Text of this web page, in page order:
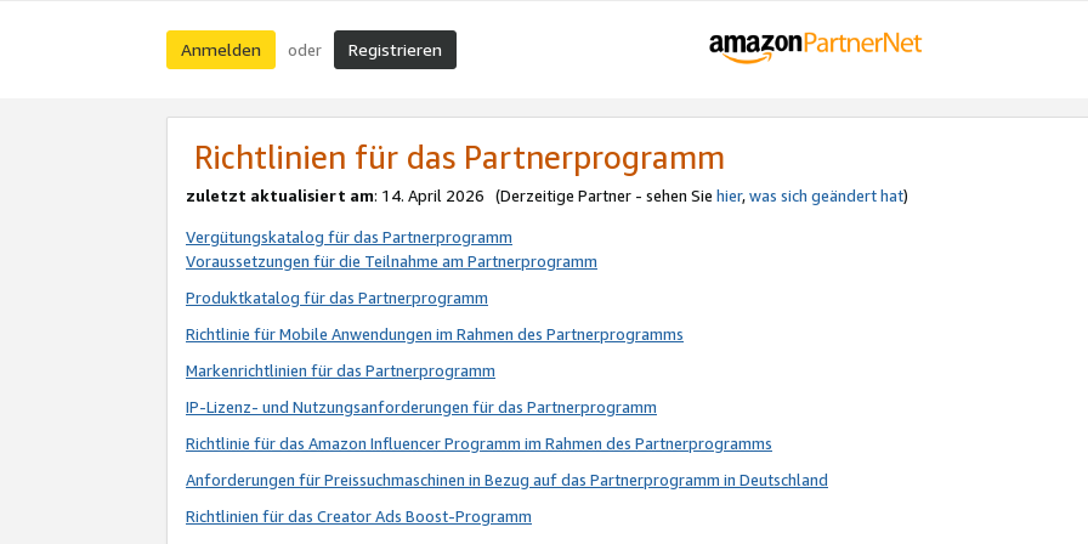
Anmelden oder Registrieren
Richtlinien für das Partnerprogramm
zuletzt aktualisiert am: 14. April 2026 (Derzeitige Partner - sehen Sie hier,was sich geändert hat)
Vergütungskatalog für das Partnerprogramm
Voraussetzungen für die Teilnahme am Partnerprogramm
Produktkatalog für das Partnerprogramm
Richtlinie für Mobile Anwendungen im Rahmen des Partnerprogramms
Markenrichtlinien für das Partnerprogramm
IP-Lizenz- und Nutzungsanforderungen für das Partnerprogramm
Richtlinie für das Amazon Influencer Programm im Rahmen des Partnerprogramms
Anforderungen für Preissuchmaschinen in Bezug auf das Partnerprogramm in Deutschland
Richtlinien für das Creator Ads Boost-Programm